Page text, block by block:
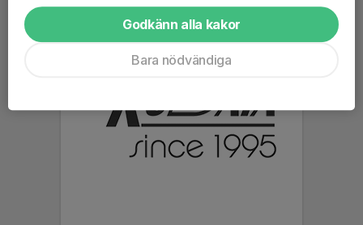
Godkänn alla kakor
Bara nödvändiga